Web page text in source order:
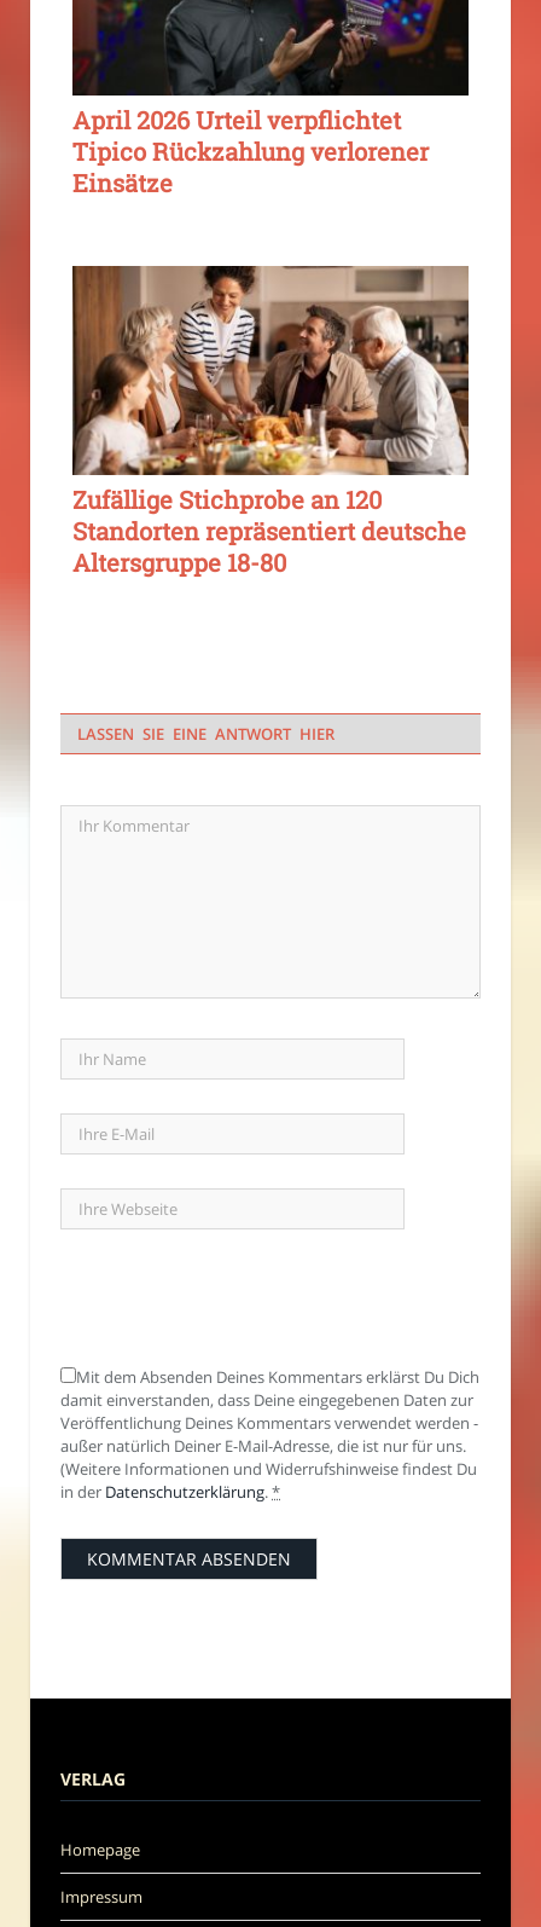
April 2026 Urteil verpflichtet
Tipico Rückzahlung verlorener
Einsätze
Zufällige Stichprobe an 120
Standorten repräsentiert deutsche
Altersgruppe 18-80
LASSEN SIE EINE ANTWORT HIER
Mit dem Absenden Deines Kommentars erklärst Du Dich
damit einverstanden, dass Deine eingegebenen Daten zur
Veröffentlichung Deines Kommentars verwendet werden -
außer natürlich Deiner E-Mail-Adresse, die ist nur für uns.
(Weitere Informationen und Widerrufshinweise findest Du
in der Datenschutzerklärung.*
VERLAG
Homepage
Impressum